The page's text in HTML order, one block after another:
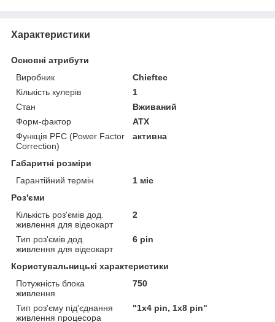
Характеристики
Основні атрибути
Виробник
Chieftec
Кількість кулерів
1
Стан
Вживаний
Форм-фактор
ATX
Функція PFC (Power Factor
Correction)
активна
Габаритні розміри
Гарантійний термін
1 міс
Роз'єми
Кількість роз'ємів дод.
живлення для відеокарт
2
Тип роз'ємів дод.
живлення для відеокарт
6 pin
Користувальницькі характеристики
Потужність блока
живлення
750
Тип роз'єму під'єднання
живлення процесора
"1х4 pin, 1х8 pin"